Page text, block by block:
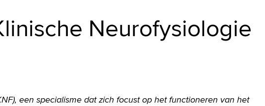
Neurofysiologie
een specialisme dat zich focust op het functioneren van het